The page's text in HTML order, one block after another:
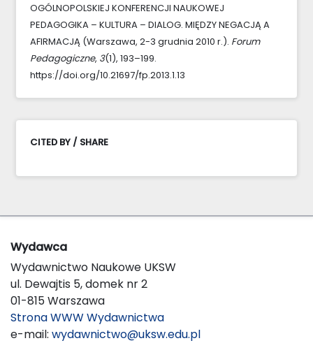
OGÓLNOPOLSKIEJ KONFERENCJI NAUKOWEJ
PEDAGOGIKA – KULTURA – DIALOG. MIĘDZY NEGACJĄ A
AFIRMACJĄ (Warszawa, 2-3 grudnia 2010 r.). Forum
Pedagogiczne, 3(1), 193–199.
https://doi.org/10.21697/fp.2013.1.13
CITED BY / SHARE
Wydawca
Wydawnictwo Naukowe UKSW
ul. Dewajtis 5, domek nr 2
01-815 Warszawa
Strona WWW Wydawnictwa
e-mail: wydawnictwo@uksw.edu.pl